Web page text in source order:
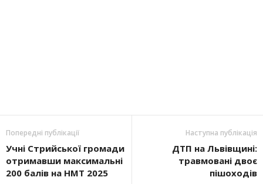
Попередні публікації
Учні Стрийської громади
отримавши максимальні
200 балів на НМТ 2025
Наступна публікація
ДТП на Львівщині:
травмовані двоє
пішоходів